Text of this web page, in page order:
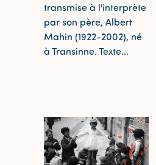
transmise à l'interprète
par son père, Albert
Mahin (1922-2002), né
à Transinne. Texte...